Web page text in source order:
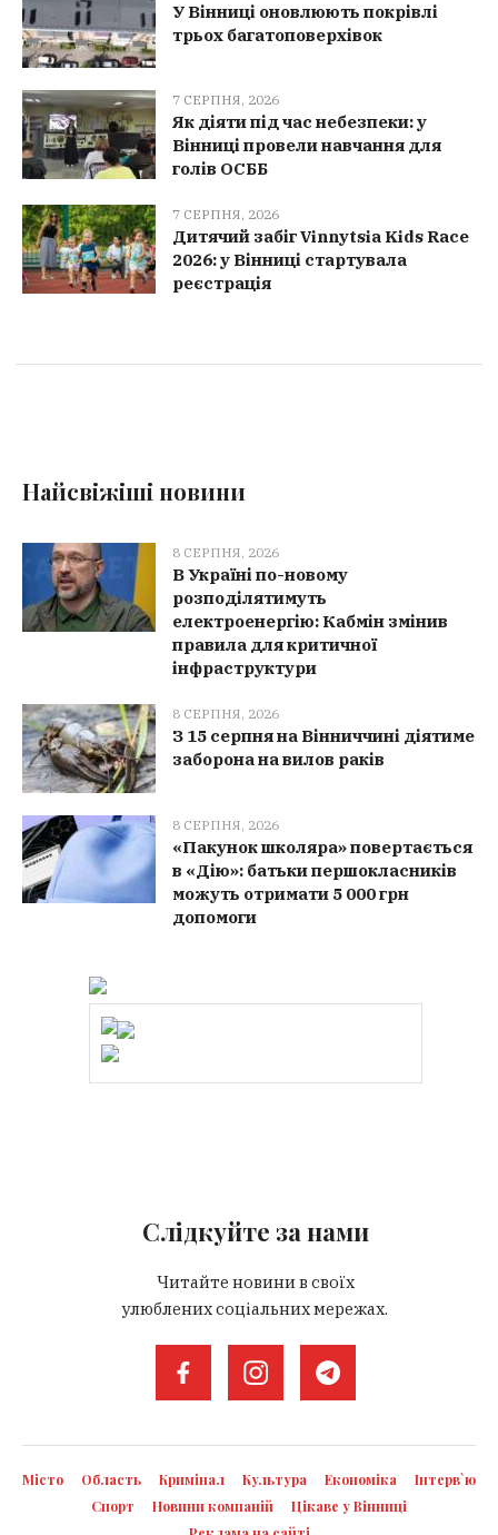
У Вінниці оновлюють покрівлі
трьох багатоповерхівок
7 СЕРПНЯ, 2026
Як діяти під час небезпеки: у
Вінниці провели навчання для
голів ОСББ
7 СЕРПНЯ, 2026
Дитячий забіг Vinnytsia Kids Race
2026: у Вінниці стартувала
реєстрація
Найсвіжіші новини
8 СЕРПНЯ, 2026
В Україні по-новому
розподілятимуть
електроенергію: Кабмін змінив
правила для критичної
інфраструктури
8 СЕРПНЯ, 2026
З 15 серпня на Вінниччині діятиме
заборона на вилов раків
8 СЕРПНЯ, 2026
«Пакунок школяра» повертається
в «Дію»: батьки першокласників
можуть отримати 5 000 грн
допомоги
Слідкуйте за нами
Читайте новини в своїх
улюблених соціальних мережах.
Місто Область Кримінал Культура Економіка
Інтерв`ю
Спорт
Новини компаній
Цікаве у Вінниці